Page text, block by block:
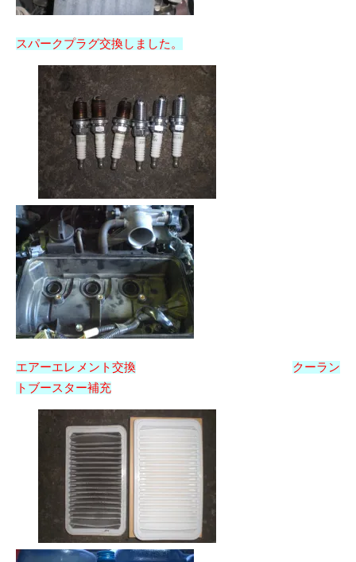
スパークプラグ交換しました。
エアーエレメント交換
クーラン
トブースター補充